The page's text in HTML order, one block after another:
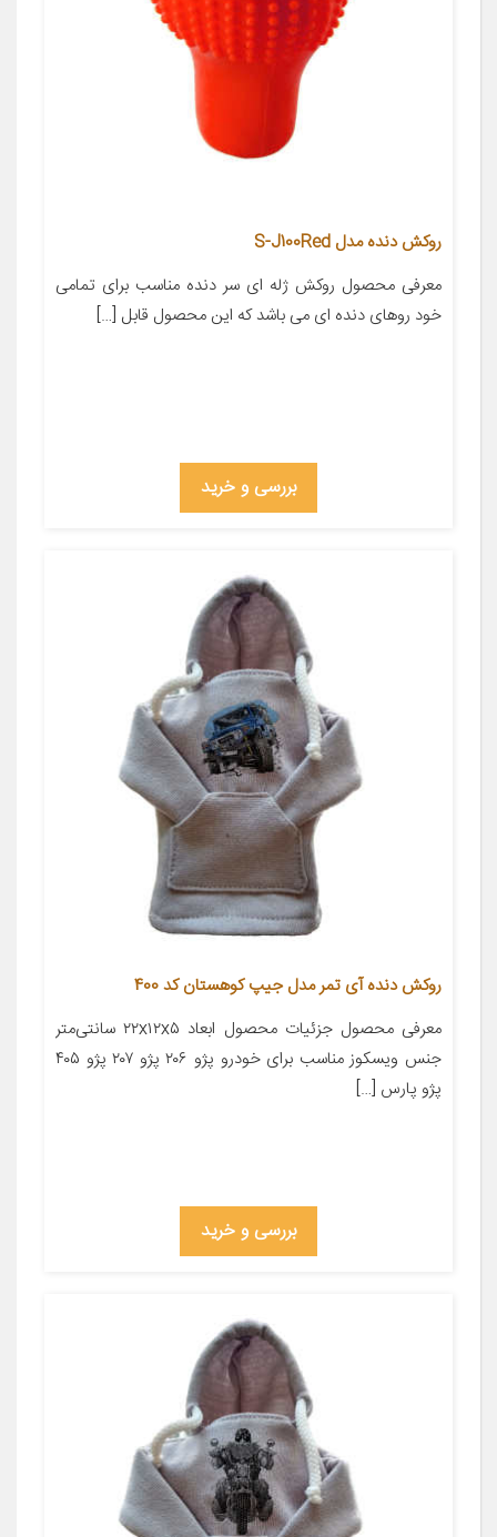
روکش دنده مدل S-J100Red
معرفی محصول روکش ژله ای سر دنده مناسب برای تمامی
خود روهای دنده ای می باشد که این محصول قابل […]
بررسی و خرید
روکش دنده آی تمر مدل جیپ کوهستان کد 400
معرفی محصول جزئیات محصول ابعاد ۲۲x۱۲x۵ سانتی‌متر
جنس ویسکوز مناسب برای خودرو پژو ۲۰۶ پژو ۲۰۷ پژو ۴۰۵
پژو پارس […]
بررسی و خرید